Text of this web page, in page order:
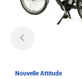
Nouvelle Attitude